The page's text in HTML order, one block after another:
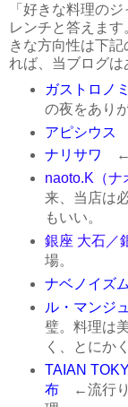
「好きな料理の
レンチと答えま
きな方向性は下
れば、当ブログは
ガストロノ
の夜をあり
アピシウス
ナリサワ ←
naoto.K（ナ
来、当店は
もいい。
銀座 大石／
場。
ナベノイズム
ル・マンジ
璧。料理は
く、とにか
TAIAN
布←流行り